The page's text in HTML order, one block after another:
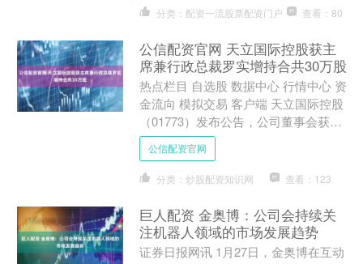
分类：配资一流股票配资门户 查看：80
公信配资官网 天立国际控股获主
席兼行政总裁罗实增持合共30万股
热点栏目 自选股 数据中心 行情中心 资
金流向 模拟交易 客户端 天立国际控股
（01773）发布公告，公司董事会获本
公司执行董事、主席兼行政总裁罗实先
生（罗先生....
公信配资官网
分类：炒股配资知识网 查看：123
巨人配资 金奥博：公司会持续关
注机器人领域的市场发展趋势
证券日报网讯 1月27日，金奥博在互动